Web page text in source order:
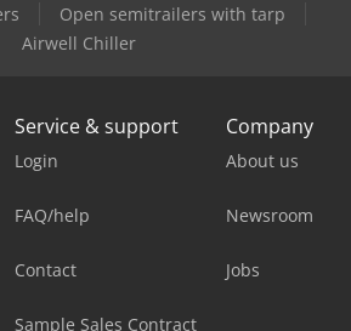
Open semitrailers with tarp
Airwell Chiller
Service & support
Login
FAQ/help
Contact
Sample Sales Contract
Company
About us
Newsroom
Jobs